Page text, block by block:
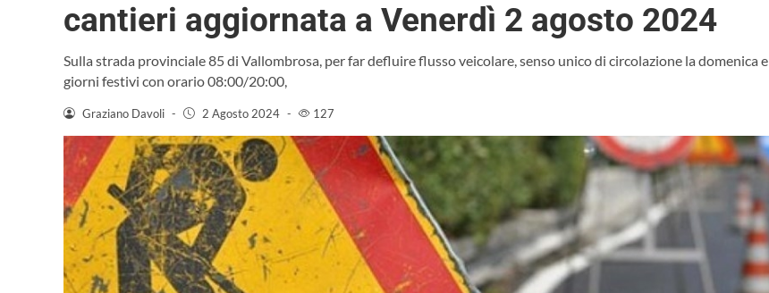
cantieri aggiornata a Venerdì 2 agosto 2024
Sulla strada provinciale 85 di Vallombrosa, per far defluire flusso veicolare, senso unico di circolazione la domenica e
giorni festivi con orario 08:00/20:00,
Graziano Davoli - 2 Agosto 2024 - 127